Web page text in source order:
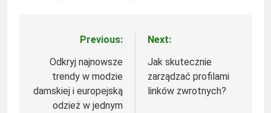
Nawigacja
wpisu
Previous:
Odkryj najnowsze
trendy w modzie
damskiej i europejską
odzież w jednym
Next:
Jak skutecznie
zarządzać profilami
linków zwrotnych?